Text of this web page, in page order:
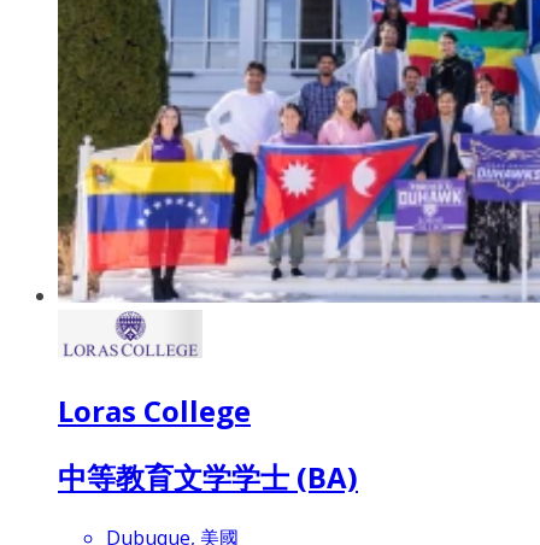
Loras College
中等教育文学学士 (BA)
Dubuque, 美國